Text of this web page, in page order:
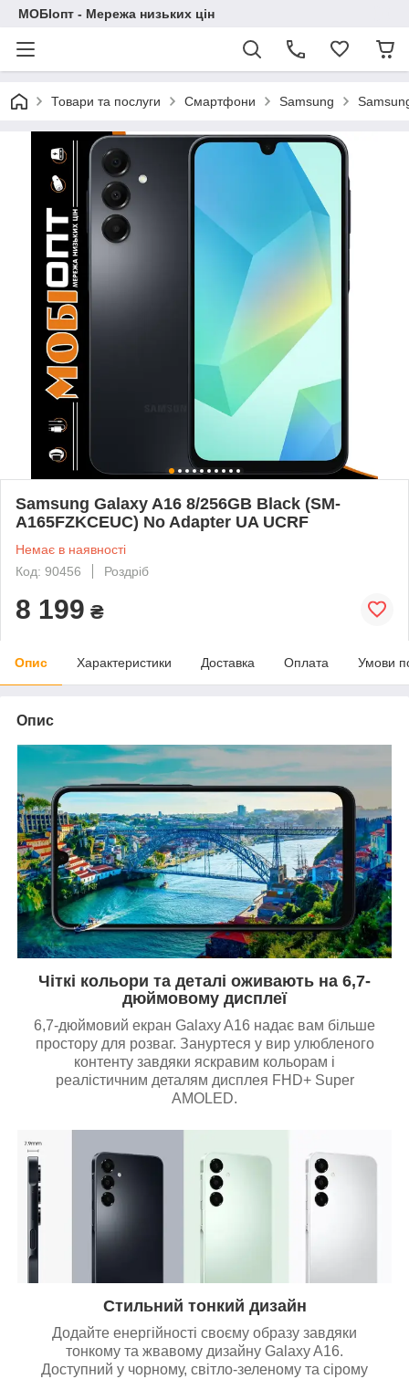
МОБІопт - Мережа низьких цін
Товари та послуги Смартфони Samsung
Samsung Galaxy A16 8/256GB Black (SM-
A165FZKCEUC) No Adapter UA UCRF
Немає в наявності
Код: 90456
Роздріб
8 199 ₴
Опис Характеристики Доставка Оплата Умови
Опис
Чіткі кольори та деталі оживають на 6,7-
дюймовому дисплеї
6,7-дюймовий екран Galaxy A16 надає вам більше
простору для розваг. Зануртеся у вир улюбленого
контенту завдяки яскравим кольорам і
реалістичним деталям дисплея FHD+ Super
AMOLED.
Стильний тонкий дизайн
Додайте енергійності своєму образу завдяки
тонкому та жвавому дизайну Galaxy A16.
Доступний у чорному, світло-зеленому та сірому